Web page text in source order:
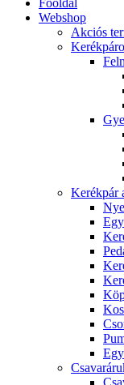
Főoldal
Webshop
Akciós
Kerékpár